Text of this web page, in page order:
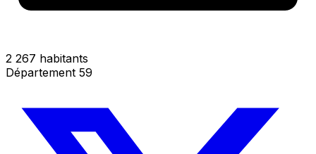
2 267 habitants
Département 59